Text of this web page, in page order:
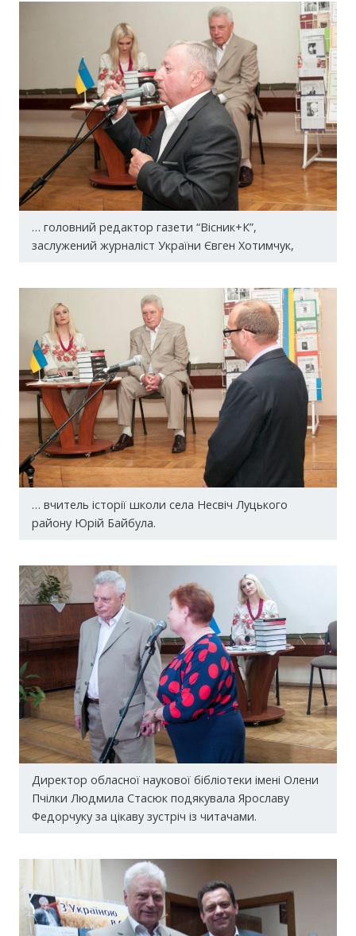
… головний редактор газети “Вісник+К”,
заслужений журналіст України Євген Хотимчук,
… вчитель історії школи села Несвіч Луцького
району Юрій Байбула.
Директор обласної наукової бібліотеки імені Олени
Пчілки Людмила Стасюк подякувала Ярославу
Федорчуку за цікаву зустріч із читачами.